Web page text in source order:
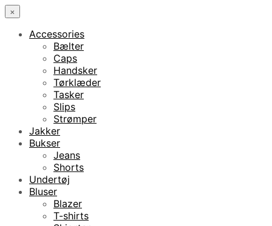
×
Accessories
Bælter
Caps
Handsker
Tørklæder
Tasker
Slips
Strømper
Jakker
Bukser
Jeans
Shorts
Undertøj
Bluser
Blazer
T-shirts